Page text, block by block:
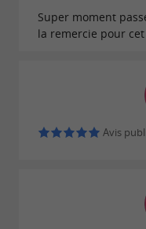
Soins du corps
Hammam
gamme complète
massages
, et des
Super moment
la remercie pour
Avis